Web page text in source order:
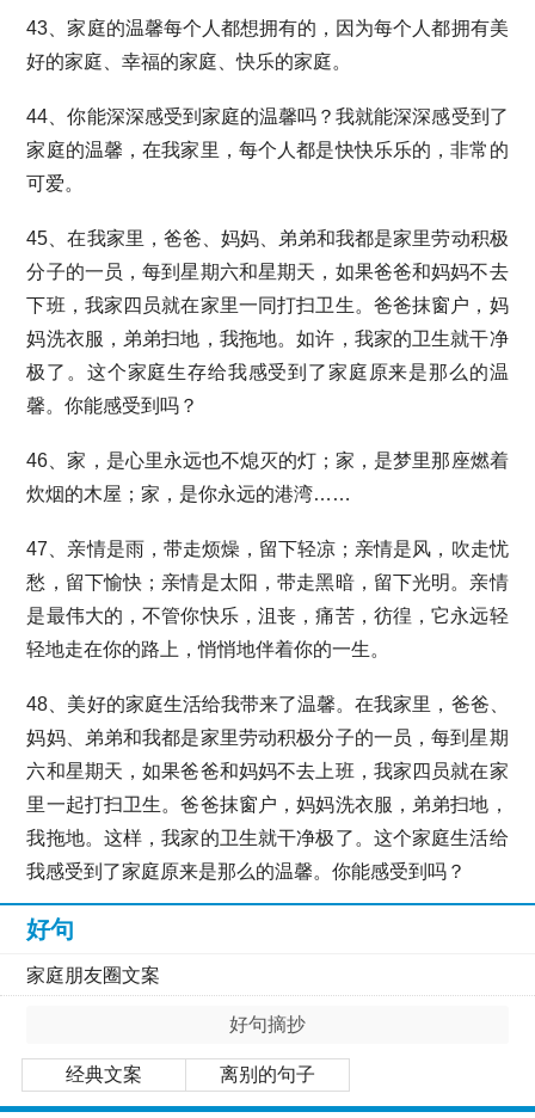
43、家庭的温馨每个人都想拥有的，因为每个人都拥有美
好的家庭、幸福的家庭、快乐的家庭。
44、你能深深感受到家庭的温馨吗？我就能深深感受到了
家庭的温馨，在我家里，每个人都是快快乐乐的，非常的
可爱。
45、在我家里，爸爸、妈妈、弟弟和我都是家里劳动积极
分子的一员，每到星期六和星期天，如果爸爸和妈妈不去
下班，我家四员就在家里一同打扫卫生。爸爸抹窗户，妈
妈洗衣服，弟弟扫地，我拖地。如许，我家的卫生就干净
极了。这个家庭生存给我感受到了家庭原来是那么的温
馨。你能感受到吗？
46、家，是心里永远也不熄灭的灯；家，是梦里那座燃着
炊烟的木屋；家，是你永远的港湾……
47、亲情是雨，带走烦燥，留下轻凉；亲情是风，吹走忧
愁，留下愉快；亲情是太阳，带走黑暗，留下光明。亲情
是最伟大的，不管你快乐，沮丧，痛苦，彷徨，它永远轻
轻地走在你的路上，悄悄地伴着你的一生。
48、美好的家庭生活给我带来了温馨。在我家里，爸爸、
妈妈、弟弟和我都是家里劳动积极分子的一员，每到星期
六和星期天，如果爸爸和妈妈不去上班，我家四员就在家
里一起打扫卫生。爸爸抹窗户，妈妈洗衣服，弟弟扫地，
我拖地。这样，我家的卫生就干净极了。这个家庭生活给
我感受到了家庭原来是那么的温馨。你能感受到吗？
好句
家庭朋友圈文案
好句摘抄
经典文案 离别的句子